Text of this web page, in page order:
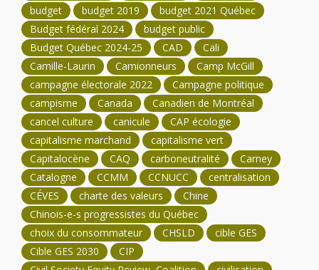
budget
budget 2019
budget 2021 Québec
Budget fédéral 2024
budget public
Budget Québec 2024-25
CAD
Cali
Camille-Laurin
Camionneurs
Camp McGill
campagne électorale 2022
Campagne politique
campisme
Canada
Canadien de Montréal
cancel culture
canicule
CAP écologie
capitalisme marchand
capitalisme vert
Capitalocène
CAQ carboneutralité
Carney
Catalogne
CCMM CCNUCC
centralisation
CÉVES
charte des valeurs
Chine
Chinois-e-s progressistes du Québec
choix du consommateur
CHSLD
cible GES
Cible GES 2030
CIP